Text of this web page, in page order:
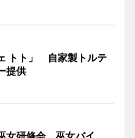
トト」 自家製トルテ
提供